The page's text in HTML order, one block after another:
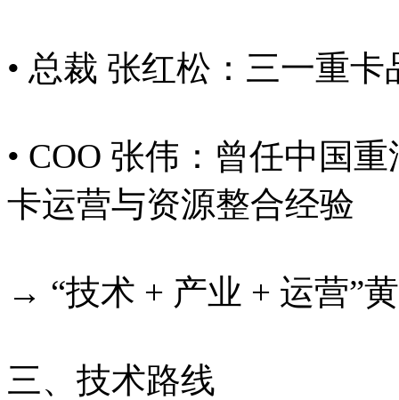
• 总裁 张红松：三一重
• COO 张伟：曾任中国
卡运营与资源整合经验
→ “技术 + 产业 + 运营”
三、技术路线